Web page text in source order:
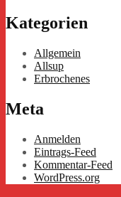
Kategorien
Allgemein
Allsup
Erbrochenes
Meta
Anmelden
Eintrags-Feed
Kommentar-Feed
WordPress.org